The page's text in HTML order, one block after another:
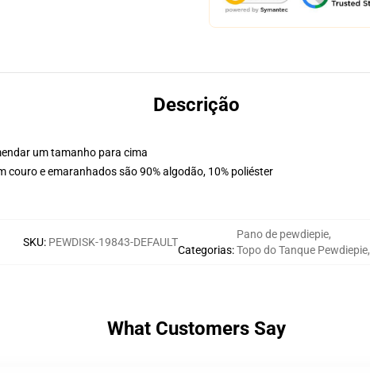
Descrição
um tamanho para cima
couro e emaranhados são 90% algodão, 10% poliéster
SKU: PEWDISK-19843-DEFAULT
Categorias:
Pano de pewdiepie,
Topo do Tanque Pewdiepie,
What Customers Say